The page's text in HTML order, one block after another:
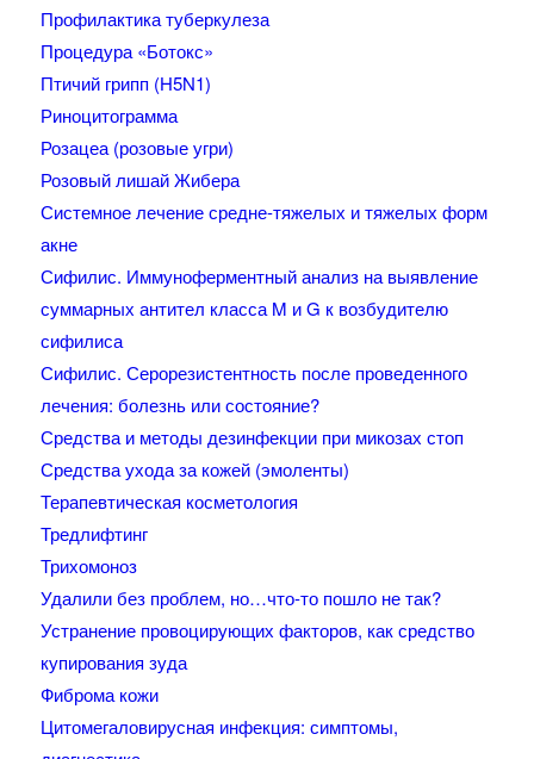
Профилактика туберкулеза
Процедура «Ботокс»
Птичий грипп (H5N1)
Риноцитограмма
Розацеа (розовые угри)
Розовый лишай Жибера
Системное лечение средне-тяжелых и тяжелых форм
акне
Сифилис. Иммуноферментный анализ на выявление
суммарных антител класса M и G к возбудителю
сифилиса
Сифилис. Серорезистентность после проведенного
лечения: болезнь или состояние?
Средства и методы дезинфекции при микозах стоп
Средства ухода за кожей (эмоленты)
Терапевтическая косметология
Тредлифтинг
Трихомоноз
Удалили без проблем, но…что-то пошло не так?
Устранение провоцирующих факторов, как средство
купирования зуда
Фиброма кожи
Цитомегаловирусная инфекция: симптомы,